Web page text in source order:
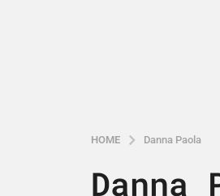
HOME Danna Paola
Danna